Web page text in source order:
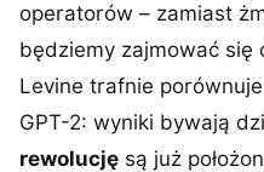
operatorów – zamiast
będziemy zajmować się
Levine trafnie
GPT-2: wyniki bywają
rewolucję są już